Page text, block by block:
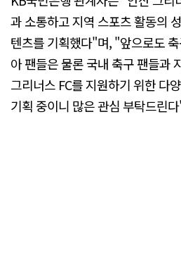
과 소통하고 지역 스포츠 활동의
텐츠를 기획했다"며, "앞으로도
아 팬들은 물론 국내 축구 팬들과
그리너스 FC를 지원하기 위한 다
기획 중이니 많은 관심 부탁드린